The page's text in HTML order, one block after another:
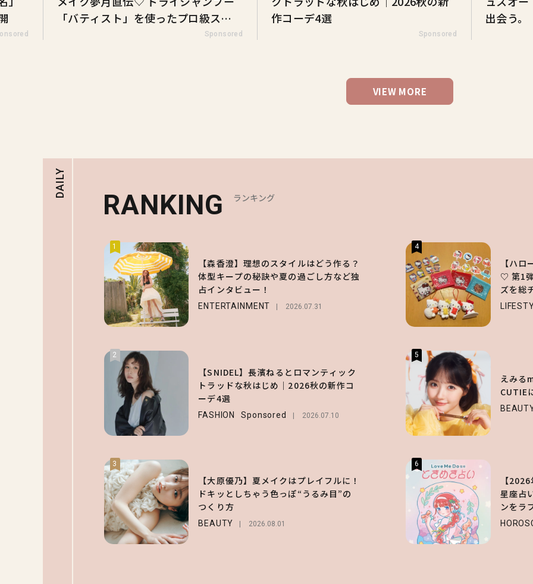
「バティスト」を使ったプロ級スタ
Sponsored
作コーデ4選
Sponsored
出会う。
VIEW MORE
DAILY
RANKING ランキング
1
【森香澄】理想のスタイルはどう作る？
体型キープの秘訣や夏の過ごし方など独
占インタビュー！
ENTERTAINMENT 2026.07.31
2
【SNIDEL】長濱ねるとロマンティック
トラッドな秋はじめ｜2026秋の新作コ
ーデ4選
FASHION Sponsored 2026.07.10
3
【大原優乃】夏メイクはプレイフルに！
ドキッとしちゃう色っぽ“うるみ目”の
つくり方
BEAUTY 2026.08.01
4
【ハ
♡ 第1
ズを総
5
えみる
CUTIE
6
【
星座占
ンをラ